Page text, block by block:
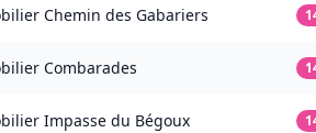
Chemin des Gabariers
Combarades
Impasse du Bégoux